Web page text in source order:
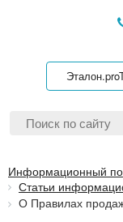
Информационный
Статьи
О Правилах